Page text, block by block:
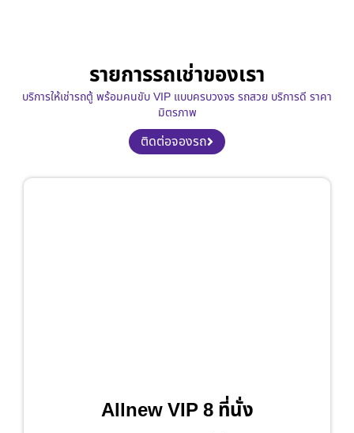
รายการรถเช่าของเรา
บริการให้เช่ารถตู้ พร้อมคนขับ VIP แบบครบวงจร รถสวย บริการดี ราคา
มิตรภาพ
ติดต่อจองรถ
Allnew VIP 8 ที่นั่ง